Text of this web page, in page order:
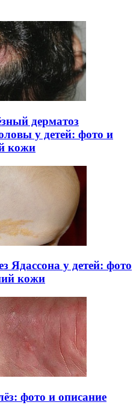
дерматоз
у детей: фото и
кожи
Ядассона у детей: фото
кожи
фото и описание